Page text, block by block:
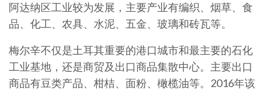
阿达纳区工业较为发展，主要产业有编织、烟草、食
品、化工、农具、水泥、五金、玻璃和砖瓦等。
梅尔辛不仅是土耳其重要的港口城市和最主要的石化
工业基地，还是商贸及出口商品集散中心。主要出口
商品有豆类产品、柑桔、面粉、橄榄油等。2016年该